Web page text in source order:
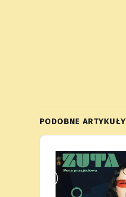
PODOBNE ARTYKUŁY